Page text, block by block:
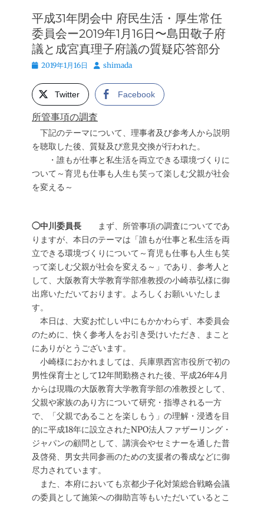
平成31年閉会中 府民生活・厚生常任
委員会ー2019年1月16日〜島田敬子府
議と成宮真理子府議の質疑応答部分
投
日
2019年1月16日
投
者
shimada
Twitter Facebook
所管事項の調査
下記のテーマについて、理事者及び参考人から説明
を聴取した後、質疑及び意見交換が行われた。
・誰もが仕事と私生活を両立できる環境づくりに
ついて～育児も仕事も人生も笑って楽しむ父親が社会
を変える～
◯中川委員長 まず、所管事項の調査についてであ
りますが、本日のテーマは「誰もが仕事と私生活を両
立できる環境づくりについて～育児も仕事も人生も笑
って楽しむ父親が社会を変える～」であり、参考人と
して、大阪教育大学教育学部准教授の小崎恭弘様に御
出席いただいております。よろしくお願いいたしま
す。
本日は、大変お忙しい中にもかかわらず、本委員会
のために、快く参考人をお引き受けいただき、まこと
にありがとうございます。
小崎様におかれましては、兵庫県西宮市役所で初の
男性保育士として12年間勤務された後、平成26年4月
からは現職の大阪教育大学教育学部の准教授として、
父親や家族のあり方について研究・指導される一方
で、「父親であることを楽しもう」の理解・浸透を目
的に平成18年に設立されたNPO法人ファザーリング・
ジャパンの顧問として、講演会やセミナーを通した普
及啓発、男女共同参画のための支援者の養成などに御
尽力されています。
また、本府においても京都少子化対策総合戦略会議
の委員として施策への御助言等もいただいているとこ